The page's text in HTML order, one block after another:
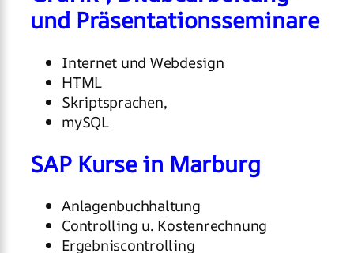
und Präsentationsseminare
Internet und Webdesign
HTML
Skriptsprachen,
mySQL
SAP Kurse in Marburg
Anlagenbuchhaltung
Controlling u. Kostenrechnung
Ergebniscontrolling